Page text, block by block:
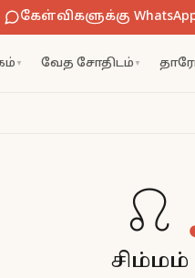
கேள்விகளுக்கு
▼ வேத சோதிடம் ▼
♌
சிம்மம்